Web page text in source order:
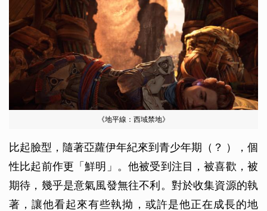
《地平線：西域禁地》
比起臉型，隨著亞蘿伊年紀來到青少年期（？ ），個
性比起前作更「鮮明」。他被受到注目，被喜歡，被
期待，幾乎是意氣風發無往不利。對於收集資源的執
著，讓他看起來有些執拗，或許是他正在成長的地